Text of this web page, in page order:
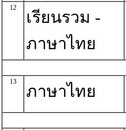
12
เรียนรวม -
ภาษาไทย
13
ภาษาไทย